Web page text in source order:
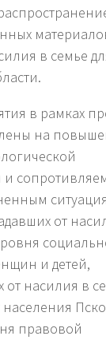
в семье
в рамках
на
и
от
и детей,
от насилия в
правовой